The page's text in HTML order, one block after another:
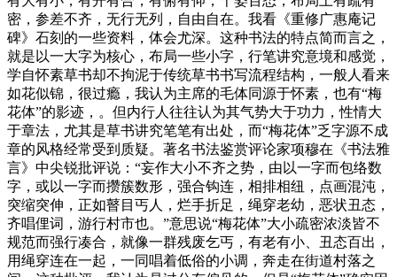
密，参差不齐，无行无列，自由自在。我看《重修广惠庵记
碑》石刻的一些资料，体会尤深。这种书法的特点简而言之，
就是以一大字为核心，布局一些小字，行笔讲究意境和感觉，
学自怀素草书却不拘泥于传统草书书写流程结构，一般人看来
如花似锦，很过瘾，我认为主席的毛体同源于怀素，也有“梅
花体”的影迹，。但内行人往往认为其气势大于功力，性情大
于章法，尤其是草书讲究笔笔有出处，而“梅花体”乏字源不成
章的风格经常受到质疑。著名书法鉴赏评论家项穆在《书法雅
言》中尖锐批评说：“妄作大小不齐之势，由以一字而包络数
字，或以一字而攒簇数形，强合钩连，相排相纽，点画混沌，
突缩突伸，正如瞽目丐人，烂手折足，绳穿老幼，恶状丑态，
齐唱俚词，游行村市也。”意思说“梅花体”大小疏密浓淡皆不
规范而强行凑合，就像一群残废乞丐，有老有小、丑态百出，
用绳穿连在一起，一同唱着低俗的小调，奔走在街道村落之